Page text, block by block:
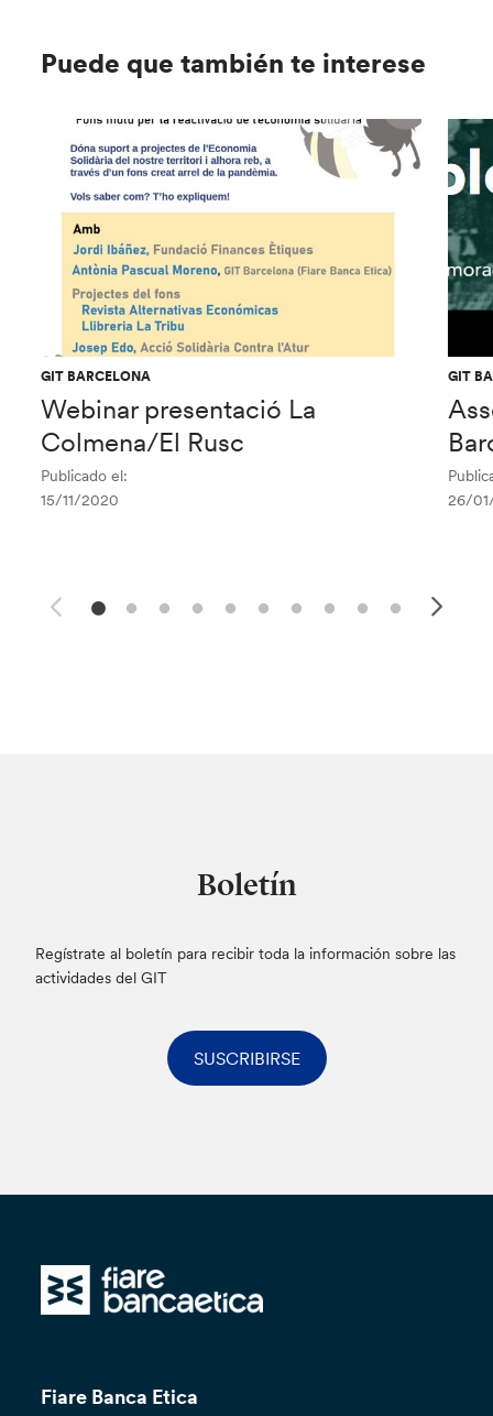
Puede que también te interese
GIT BARCELONA
Webinar presentació La
Colmena/El Rusc
Publicado el:
15/11/2020
GIT
26/
Boletín
Regístrate al boletín para recibir toda la información sobre las
actividades del GIT
SUSCRIBIRSE
Fiare Banca Etica